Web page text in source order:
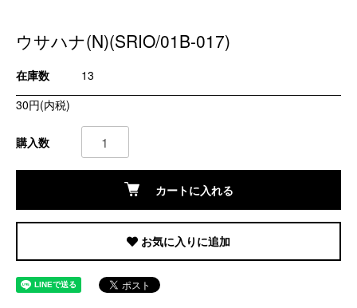
ウサハナ(N)(SRIO/01B-017)
在庫数
13
30円(内税)
購入数
カートに入れる
お気に入りに追加